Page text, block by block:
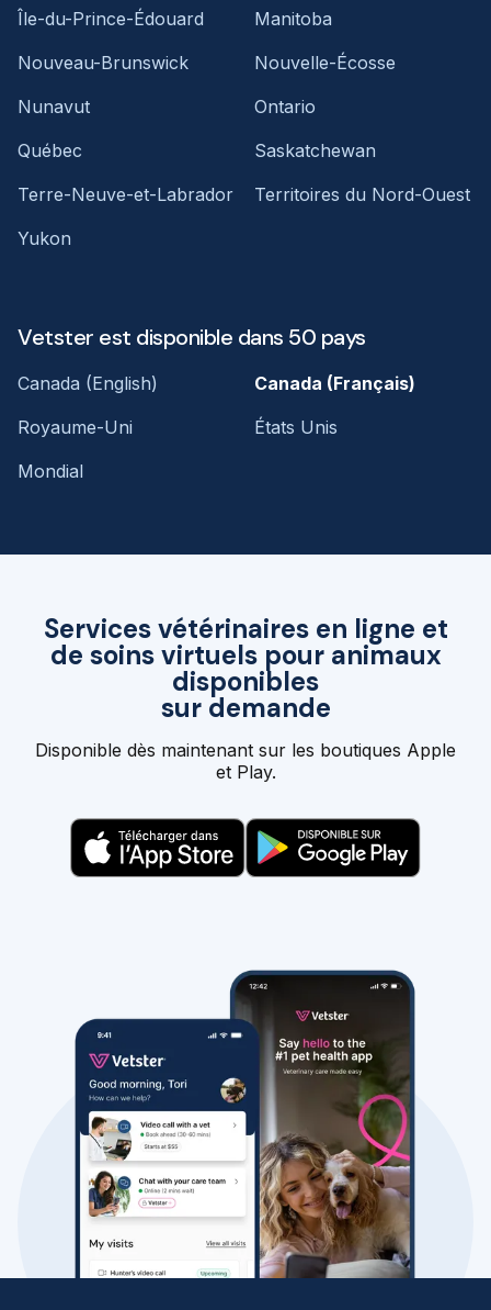
Services vétérinaires en ligne et
de soins virtuels pour animaux
disponibles
sur demande
Disponible dès maintenant sur les boutiques Apple
et Play.
Île-du-Prince-Édouard
Manitoba
Nouveau-Brunswick
Nouvelle-Écosse
Nunavut
Ontario
Québec
Saskatchewan
Terre-Neuve-et-Labrador
Territoires du Nord-Ouest
Yukon
Vetster est disponible dans 50 pays
Canada (English)
Canada (Français)
Royaume-Uni
États Unis
Mondial